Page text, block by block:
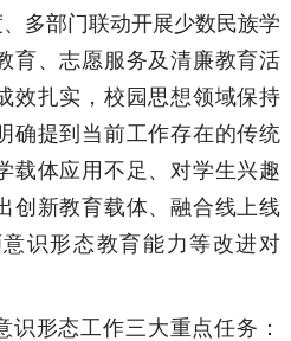
多部门联动开展少数民族学
育、志愿服务及清廉教育活
效扎实，校园思想领域保持
确提到当前工作存在的传统
载体应用不足、对学生兴趣
创新教育载体、融合线上线
识形态教育能力等改进对
识形态工作三大重点任务：